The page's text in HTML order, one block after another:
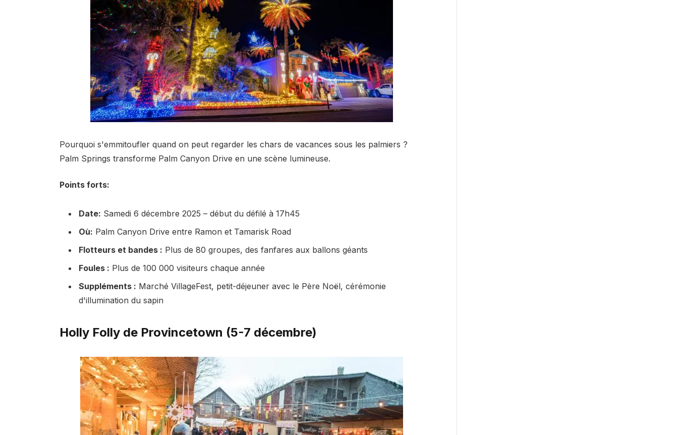
Pourquoi s'emmitoufler quand on peut regarder les chars de vacances sous les palmiers ?
Palm Springs transforme Palm Canyon Drive en une scène lumineuse.
Points forts:
Date: Samedi 6 décembre 2025 – début du défilé à 17h45
Où: Palm Canyon Drive entre Ramon et Tamarisk Road
Flotteurs et bandes : Plus de 80 groupes, des fanfares aux ballons géants
Foules : Plus de 100 000 visiteurs chaque année
Suppléments : Marché VillageFest, petit-déjeuner avec le Père Noël, cérémonie
d'illumination du sapin
Holly Folly de Provincetown (5-7 décembre)